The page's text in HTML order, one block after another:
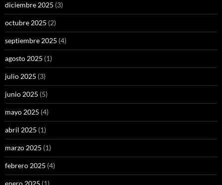
diciembre 2025 (3)
octubre 2025 (2)
septiembre 2025 (4)
agosto 2025 (1)
julio 2025 (3)
junio 2025 (5)
mayo 2025 (4)
abril 2025 (1)
marzo 2025 (1)
febrero 2025 (4)
enero 2025 (1)